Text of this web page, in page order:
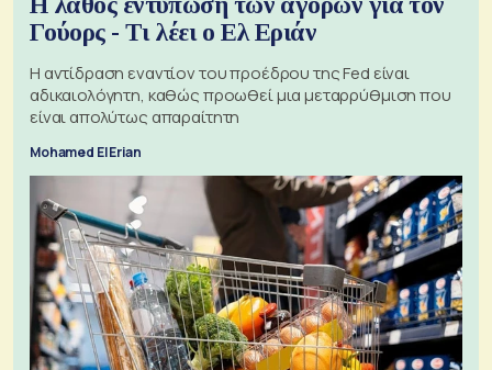
Γούορς - Τι λέει ο Ελ Εριάν
Η αντίδραση εναντίον του προέδρου της Fed είναι
αδικαιολόγητη, καθώς προωθεί μια μεταρρύθμιση που
είναι απολύτως απαραίτητη
Mohamed El Erian